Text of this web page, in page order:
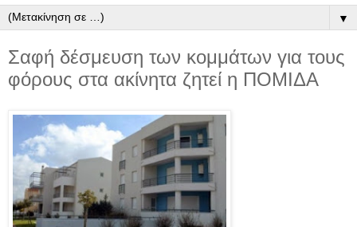
▼
Σαφή δέσμευση των κομμάτων για τους
φόρους στα ακίνητα ζητεί η ΠΟΜΙΔΑ